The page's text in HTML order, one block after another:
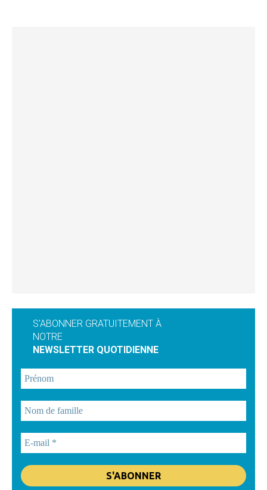
S'ABONNER GRATUITEMENT À
NOTRE
NEWSLETTER QUOTIDIENNE